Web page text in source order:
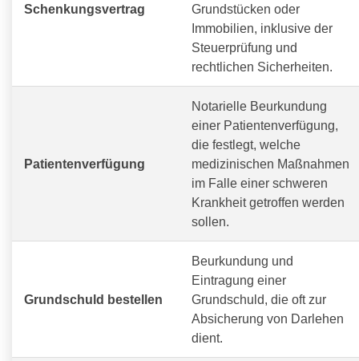
Schenkungsvertrag
Grundstücken oder
Immobilien, inklusive der
Steuerprüfung und
rechtlichen Sicherheiten.
Patientenverfügung
Notarielle Beurkundung
einer Patientenverfügung,
die festlegt, welche
medizinischen Maßnahmen
im Falle einer schweren
Krankheit getroffen werden
sollen.
Grundschuld bestellen
Beurkundung und
Eintragung einer
Grundschuld, die oft zur
Absicherung von Darlehen
dient.